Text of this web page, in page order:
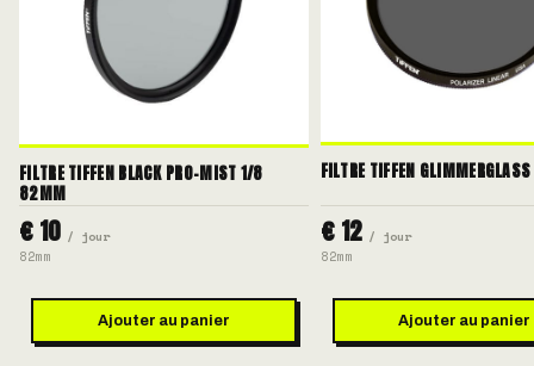
FILTRE TIFFEN BLACK PRO-MIST 1/8
82MM
€ 10 / jour
82mm
Ajouter au panier
FILTRE TIFFEN
€ 12 / jour
82mm
Ajouter au panier